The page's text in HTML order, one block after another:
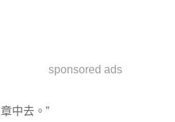
sponsored ads
中去。”